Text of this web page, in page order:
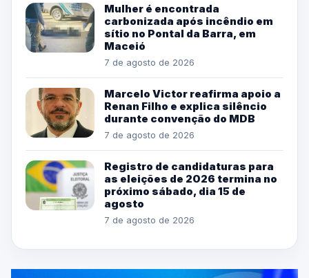
Mulher é encontrada
carbonizada após incêndio em
sítio no Pontal da Barra, em
Maceió
7 de agosto de 2026
Marcelo Victor reafirma apoio a
Renan Filho e explica silêncio
durante convenção do MDB
7 de agosto de 2026
Registro de candidaturas para
as eleições de 2026 termina no
próximo sábado, dia 15 de
agosto
7 de agosto de 2026